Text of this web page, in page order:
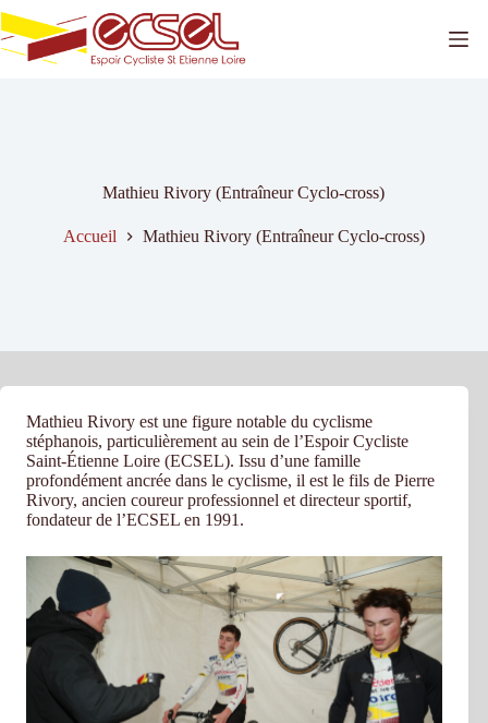
Passer
au
contenu
Mathieu Rivory (Entraîneur Cyclo-cross)
Accueil Mathieu Rivory (Entraîneur Cyclo-cross)
Mathieu Rivory est une figure notable du cyclisme
stéphanois, particulièrement au sein de l’Espoir Cycliste
Saint-Étienne Loire (ECSEL). Issu d’une famille
profondément ancrée dans le cyclisme, il est le fils de Pierre
Rivory, ancien coureur professionnel et directeur sportif,
fondateur de l’ECSEL en 1991.